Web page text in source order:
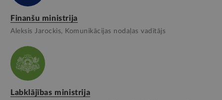
Finanšu ministrija
Aleksis Jarockis, Komunikācijas nodaļas vadītājs
Labklājības ministrija